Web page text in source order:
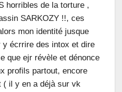
horribles de la torture ,
SARKOZY !!, ces
mon identité jusque
y écrrire des intox et dire
que ejr révèle et dénonce
profils partout, encore
( il y en a déjà sur vk